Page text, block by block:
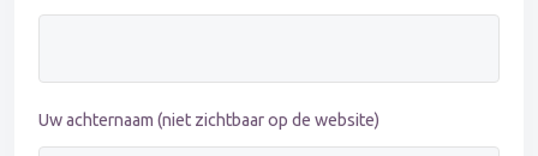
Uw achternaam (niet zichtbaar op de website)